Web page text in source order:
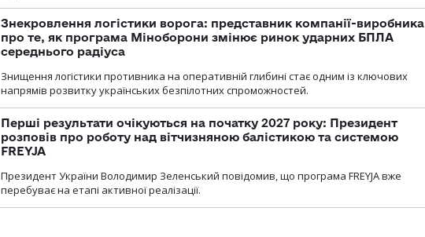
Знекровлення логістики ворога: представник компанії-виробника
про те, як програма Міноборони змінює ринок ударних БПЛА
середнього радіуса
Знищення логістики противника на оперативній глибині стає одним із ключових
напрямів розвитку українських безпілотних спроможностей.
Перші результати очікуються на початку 2027 року: Президент
розповів про роботу над вітчизняною балістикою та системою
FREYJA
Президент України Володимир Зеленський повідомив, що програма FREYJA вже
перебуває на етапі активної реалізації.